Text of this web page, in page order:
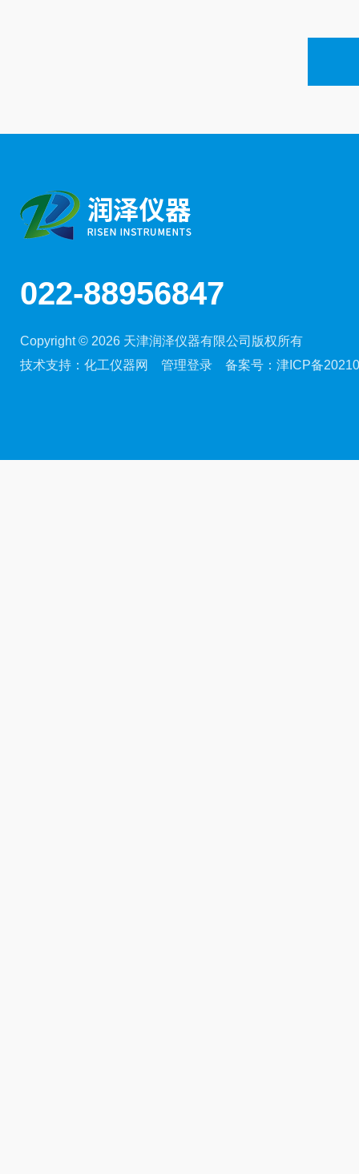
022-88956847
Copyright © 2026 天津润泽仪器有限公司版权所有
技术支持： 化工仪器网 管理登录 备案号： 津ICP备